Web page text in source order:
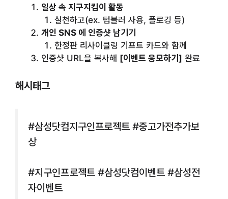
일상 속 지구지킴이 활동
실천하고(ex. 텀블러 사용, 플로깅 등)
개인 SNS 에 인증샷 남기기
한정판 리사이클링 기프트 카드와 함께
인증샷 URL을 복사해 [이벤트 응모하기] 완료
해시태그
#삼성닷컴지구인프로젝트 #중고가전추가보
상
#지구인프로젝트 #삼성닷컴이벤트 #삼성전
자이벤트